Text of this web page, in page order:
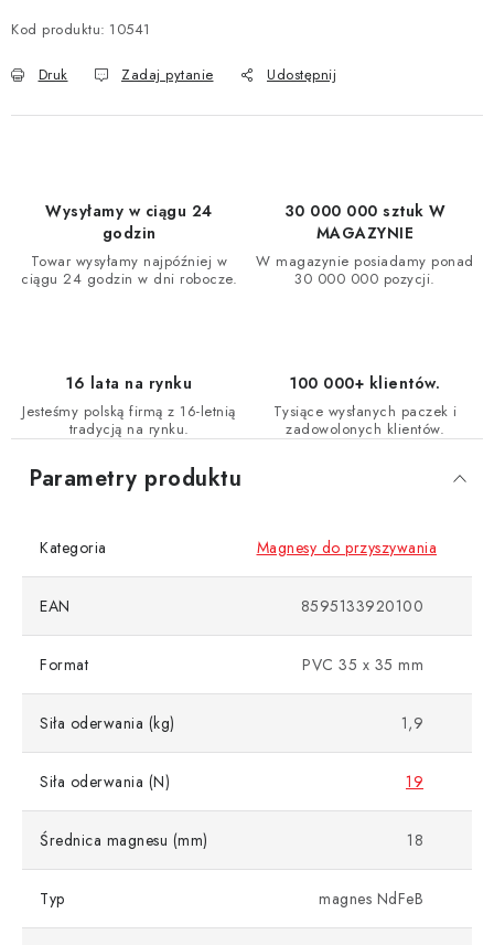
Kod produktu: 10541
Druk Zadaj pytanie Udostępnij
Wysyłamy w ciągu 24
godzin
Towar wysyłamy najpóźniej w
ciągu 24 godzin w dni robocze.
30 000 000 sztuk W
MAGAZYNIE
W magazynie posiadamy ponad
30 000 000 pozycji.
16 lata na rynku
Jesteśmy polską firmą z 16-letnią
tradycją na rynku.
100 000+ klientów.
Tysiące wysłanych paczek i
zadowolonych klientów.
Parametry produktu
Kategoria Magnesy do przyszywania
EAN 8595133920100
Format PVC 35 x 35 mm
Siła oderwania (kg) 1,9
Siła oderwania (N) 19
Średnica magnesu (mm) 18
Typ magnes NdFeB